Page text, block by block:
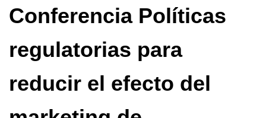
Conferencia Políticas
regulatorias para
reducir el efecto del